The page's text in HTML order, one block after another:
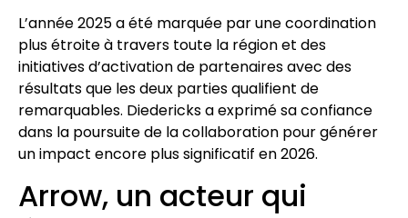
L’année 2025 a été marquée par une coordination
plus étroite à travers toute la région et des
initiatives d’activation de partenaires avec des
résultats que les deux parties qualifient de
remarquables. Diedericks a exprimé sa confiance
dans la poursuite de la collaboration pour générer
un impact encore plus significatif en 2026.
Arrow, un acteur qui